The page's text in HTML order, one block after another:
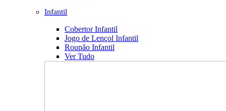
Infantil
Cobertor Infantil
Jogo de Lençol Infantil
Roupão Infantil
Ver Tudo